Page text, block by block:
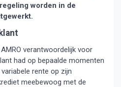
worden in de
verantwoordelijk voor
had op bepaalde momenten
rente op zijn
meebewoog met de